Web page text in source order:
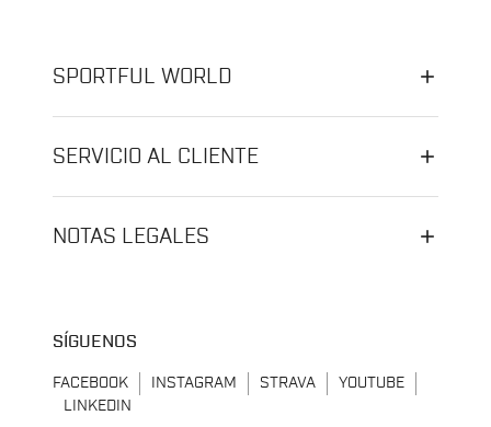
SPORTFUL WORLD
SERVICIO AL CLIENTE
NOTAS LEGALES
SÍGUENOS
FACEBOOK INSTAGRAM STRAVA
YOUTUBE
LINKEDIN